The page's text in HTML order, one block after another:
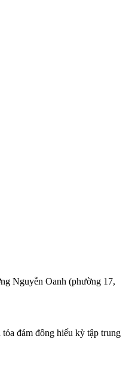
Nguyễn Oanh (phường 17,
đám đông hiếu kỳ tập trung